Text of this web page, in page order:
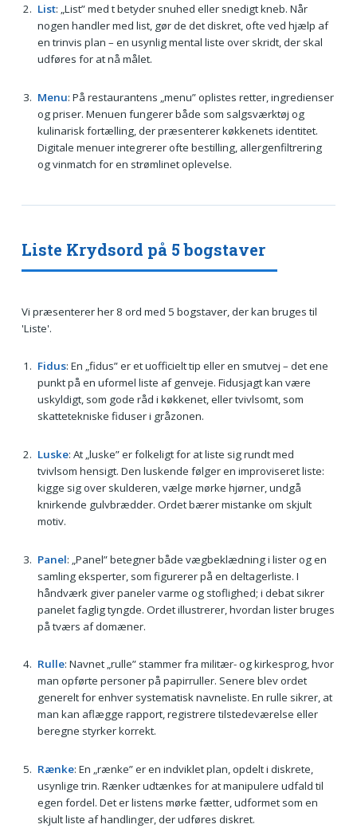
List: „List” med t betyder snuhed eller snedigt kneb. Når
nogen handler med list, gør de det diskret, ofte ved hjælp af
en trinvis plan – en usynlig mental liste over skridt, der skal
udføres for at nå målet.
Menu: På restaurantens „menu” oplistes retter, ingredienser
og priser. Menuen fungerer både som salgsværktøj og
kulinarisk fortælling, der præsenterer køkkenets identitet.
Digitale menuer integrerer ofte bestilling, allergenfiltrering
og vinmatch for en strømlinet oplevelse.
Liste Krydsord på 5 bogstaver
Vi præsenterer her 8 ord med 5 bogstaver, der kan bruges til
'Liste'.
Fidus: En „fidus” er et uofficielt tip eller en smutvej – det ene
punkt på en uformel liste af genveje. Fidusjagt kan være
uskyldigt, som gode råd i køkkenet, eller tvivlsomt, som
skattetekniske fiduser i gråzonen.
Luske: At „luske” er folkeligt for at liste sig rundt med
tvivlsom hensigt. Den luskende følger en improviseret liste:
kigge sig over skulderen, vælge mørke hjørner, undgå
knirkende gulvbrædder. Ordet bærer mistanke om skjult
motiv.
Panel: „Panel” betegner både vægbeklædning i lister og en
samling eksperter, som figurerer på en deltagerliste. I
håndværk giver paneler varme og stoflighed; i debat sikrer
panelet faglig tyngde. Ordet illustrerer, hvordan lister bruges
på tværs af domæner.
Rulle: Navnet „rulle” stammer fra militær- og kirkesprog, hvor
man opførte personer på papirruller. Senere blev ordet
generelt for enhver systematisk navneliste. En rulle sikrer, at
man kan aflægge rapport, registrere tilstedeværelse eller
beregne styrker korrekt.
Rænke: En „rænke” er en indviklet plan, opdelt i diskrete,
usynlige trin. Rænker udtænkes for at manipulere udfald til
egen fordel. Det er listens mørke fætter, udformet som en
skjult liste af handlinger, der udføres diskret.